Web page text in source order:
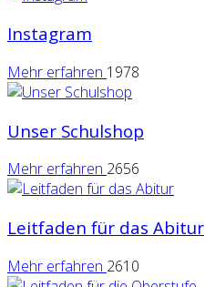
Instagram
Mehr erfahren 1978
Unser Schulshop
Mehr erfahren 2656
Leitfaden für das Abitur
Mehr erfahren 2610